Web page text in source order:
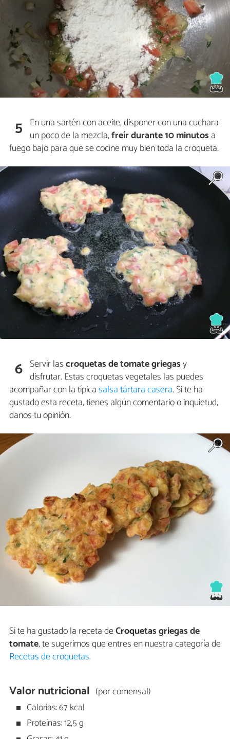
5 En una sartén con aceite, disponer con una cuchara
un poco de la mezcla,freír durante 10 minutos a
fuego bajo para que se cocine muy bien toda la croqueta.
6 Servir lascroquetas de tomate griegasy
disfrutar. Estas croquetas vegetales las puedes
acompañar con la típicasalsa tártara casera. Si te ha
gustado esta receta, tienes algún comentario o inquietud,
danos tu opinión.
Si te ha gustado la receta deCroquetas griegas de
tomate, te sugerimos que entres en nuestra categoría de
Recetas de croquetas.
Valor nutricional (por comensal)
Calorías: 67 kcal
Proteínas: 12,5 g